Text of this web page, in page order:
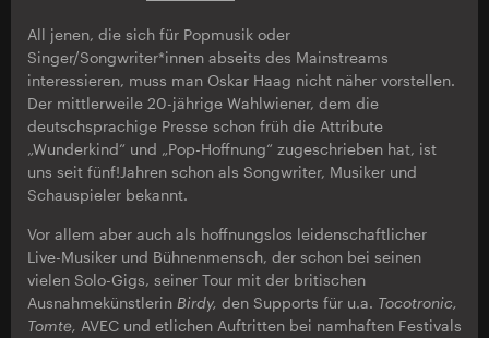
All jenen, die sich für Popmusik oder
Singer/Songwriter*innen abseits des Mainstreams
interessieren, muss man Oskar Haag nicht näher vorstellen.
Der mittlerweile 20-jährige Wahlwiener, dem die
deutschsprachige Presse schon früh die Attribute
„Wunderkind“ und „Pop-Hoffnung“ zugeschrieben hat, ist
uns seit fünf!Jahren schon als Songwriter, Musiker und
Schauspieler bekannt.
Vor allem aber auch als hoffnungslos leidenschaftlicher
Live-Musiker und Bühnenmensch, der schon bei seinen
vielen Solo-Gigs, seiner Tour mit der britischen
Ausnahmekünstlerin Birdy, den Supports für u.a. Tocotronic,
Tomte, AVEC und etlichen Auftritten bei namhaften Festivals